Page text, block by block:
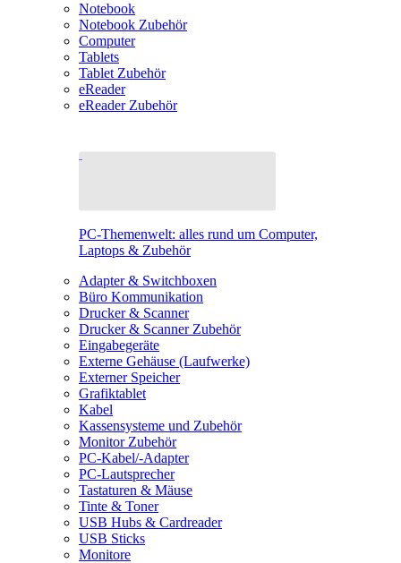
Notebook
Notebook Zubehör
Computer
Tablets
Tablet Zubehör
eReader
eReader Zubehör
PC-Themenwelt: alles rund um Computer,
Laptops & Zubehör
Adapter & Switchboxen
Büro Kommunikation
Drucker & Scanner
Drucker & Scanner Zubehör
Eingabegeräte
Externe Gehäuse (Laufwerke)
Externer Speicher
Grafiktablet
Kabel
Kassensysteme und Zubehör
Monitor Zubehör
PC-Kabel/-Adapter
PC-Lautsprecher
Tastaturen & Mäuse
Tinte & Toner
USB Hubs & Cardreader
USB Sticks
Monitore